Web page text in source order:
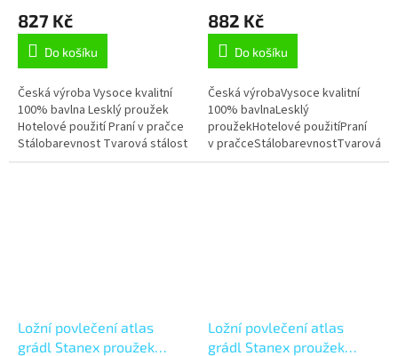
827 Kč
Do košíku
Česká výroba Vysoce kvalitní
100% bavlna Lesklý proužek
Hotelové použití Praní v pračce
Stálobarevnost Tvarová stálost
Možnost úpravy na míru
x 70, Knoflíkové
882 Kč
Do košíku
Česká výrobaVysoce kvalitní
100% bavlnaLesklý
proužekHotelové použitíPraní
v pračceStálobarevnostTvarová
stálostMožnost úpravy na míru
Ložní povlečení atlas
grádl Stanex proužek
Ložní povlečení atlas
grádl Stanex proužek